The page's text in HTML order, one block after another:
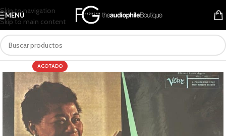
Skip to navigation
Skip to main content
MENÚ
AGOTADO